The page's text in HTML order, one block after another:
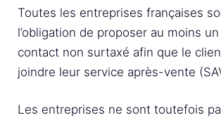
Toutes les entreprises françaises
l’obligation de proposer au moins
contact non surtaxé afin que le
joindre leur service après-vente
Les entreprises ne sont toutefois